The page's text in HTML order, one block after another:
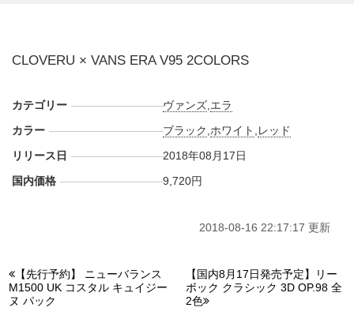
本、広島
CLOVERU × VANS ERA V95 2COLORS
カテゴリー ヴァンズ エラ
カラー
ブラック ホワイト レッド
リリース日
2018年08月17日
国内価格
9,720円
2018-08-16 22:17:17 更新
【先行予約】 ニューバランス
M1500 UK コスタル キュイジー
ヌ パック
【国内8月17日発売予定】リー
ボック クラシック 3D OP.98 全
2色